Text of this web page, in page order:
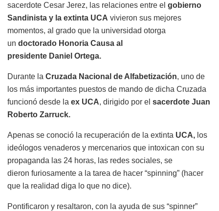
sacerdote Cesar Jerez, las relaciones entre el gobierno
Sandinista y la extinta UCA vivieron sus mejores
momentos, al grado que la universidad otorga
un doctorado Honoria Causa al
presidente Daniel Ortega.
Durante la Cruzada Nacional de Alfabetización, uno de
los más importantes puestos de mando de dicha Cruzada
funcionó desde la ex UCA, dirigido por el sacerdote Juan
Roberto Zarruck.
Apenas se conoció la recuperación de la extinta UCA, los
ideólogos venaderos y mercenarios que intoxican con su
propaganda las 24 horas, las redes sociales, se
dieron furiosamente a la tarea de hacer “spinning” (hacer
que la realidad diga lo que no dice).
Pontificaron y resaltaron, con la ayuda de sus “spinner”